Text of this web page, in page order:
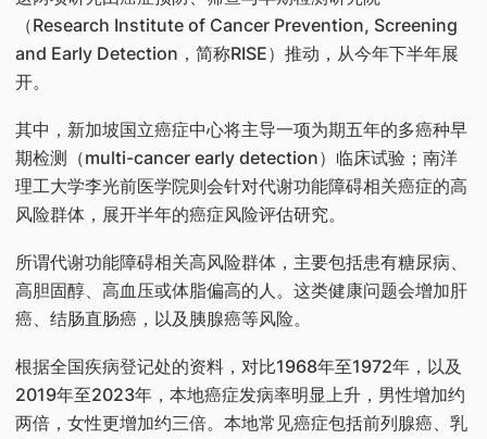
（Research Institute of Cancer Prevention, Screening
and Early Detection，简称RISE）推动，从今年下半年展
开。
其中，新加坡国立癌症中心将主导一项为期五年的多癌种早
期检测（multi-cancer early detection）临床试验；南洋
理工大学李光前医学院则会针对代谢功能障碍相关癌症的高
风险群体，展开半年的癌症风险评估研究。
所谓代谢功能障碍相关高风险群体，主要包括患有糖尿病、
高胆固醇、高血压或体脂偏高的人。这类健康问题会增加肝
癌、结肠直肠癌，以及胰腺癌等风险。
根据全国疾病登记处的资料，对比1968年至1972年，以及
2019年至2023年，本地癌症发病率明显上升，男性增加约
两倍，女性更增加约三倍。本地常见癌症包括前列腺癌、乳